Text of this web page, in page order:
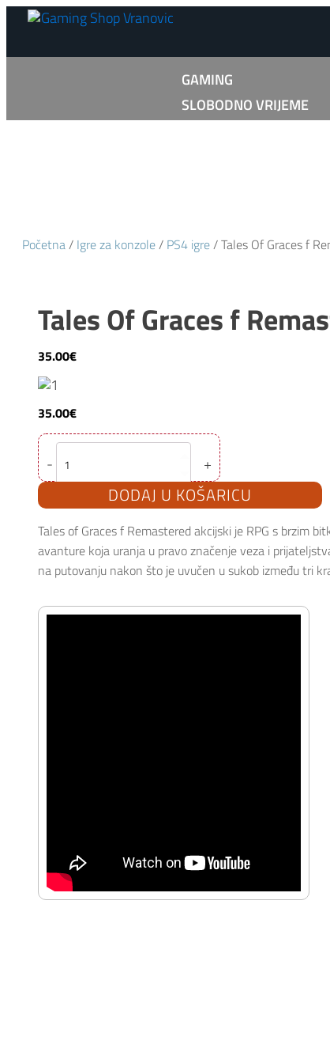
GAMING
SLOBODNO VRIJEME
Početna/ Igre za konzole/ PS4 igre/ Tales Of Graces f
Tales Of Graces f
35.00€
35.00€
-
f
PS4
+
DODAJ U KOŠARICU
Tales of Graces f Remastered akcijski je RPG s brzim
avanture koja uranja u pravo značenje veza i
na putovanju nakon što je uvučen u sukob između tri